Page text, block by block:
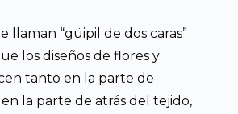
llaman “güipil de dos caras”
los diseños de flores y
tanto en la parte de
la parte de atrás del tejido,